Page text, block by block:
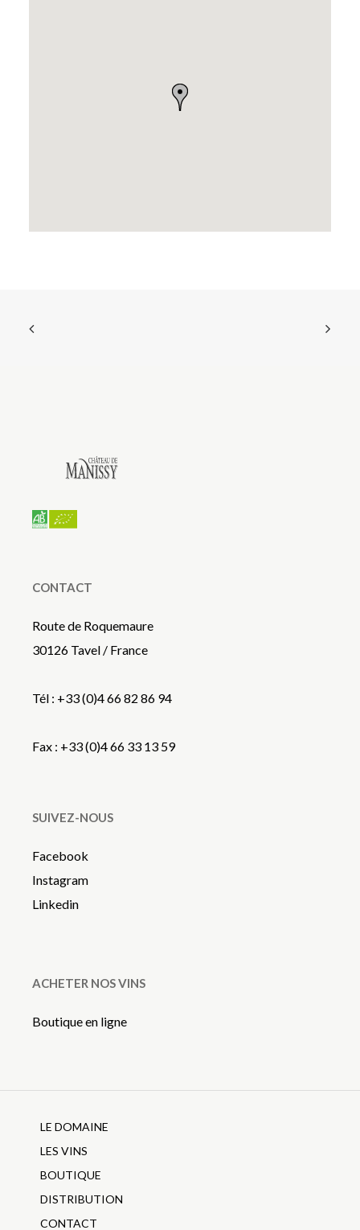
CONTACT
Route de Roquemaure
30126 Tavel / France
Tél : +33 (0)4 66 82 86 94
Fax : +33 (0)4 66 33 13 59
SUIVEZ-NOUS
Facebook
Instagram
Linkedin
ACHETER NOS VINS
Boutique en ligne
LE DOMAINE
LES VINS
BOUTIQUE
DISTRIBUTION
CONTACT